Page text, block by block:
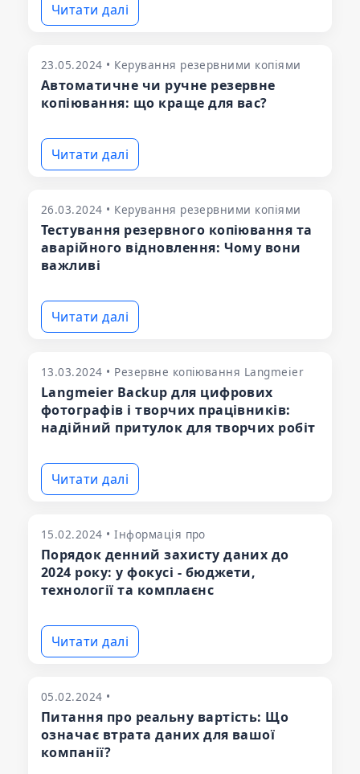
Читати далі
23.05.2024 • Керування резервними копіями
Автоматичне чи ручне резервне
копіювання: що краще для вас?
Читати далі
26.03.2024 • Керування резервними копіями
Тестування резервного копіювання та
аварійного відновлення: Чому вони
важливі
Читати далі
13.03.2024 • Резервне копіювання Langmeier
Langmeier Backup для цифрових
фотографів і творчих працівників:
надійний притулок для творчих робіт
Читати далі
15.02.2024 • Інформація про
Порядок денний захисту даних до
2024 року: у фокусі - бюджети,
технології та комплаєнс
Читати далі
05.02.2024 •
Питання про реальну вартість: Що
означає втрата даних для вашої
компанії?